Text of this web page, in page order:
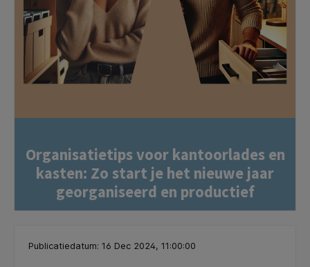
Organisatietips voor kantoorlades en
kasten: Zo start je het nieuwe jaar
georganiseerd en productief
Publicatiedatum: 16 Dec 2024, 11:00:00